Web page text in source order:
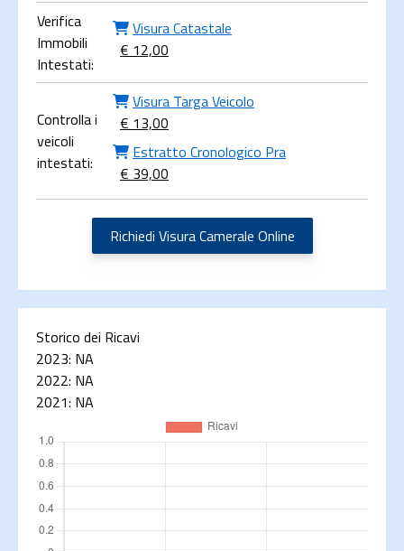
Verifica
Immobili
Intestati:
Visura Catastale
€ 12,00
Controlla i
veicoli
intestati:
Visura Targa Veicolo
€ 13,00
Estratto Cronologico Pra
€ 39,00
Richiedi Visura Camerale Online
Storico dei Ricavi
2023: NA
2022: NA
2021: NA